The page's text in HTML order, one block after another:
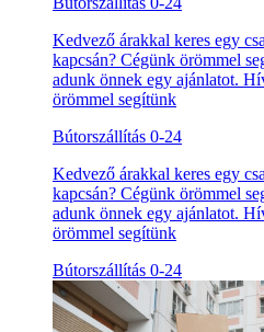
Kedvező árakkal keres egy
kapcsán? Cégünk örömmel
adunk önnek egy ajánlatot.
örömmel segítünk
Bútorszállítás 0-24
Kedvező árakkal keres egy
kapcsán? Cégünk örömmel
adunk önnek egy ajánlatot.
örömmel segítünk
Bútorszállítás 0-24